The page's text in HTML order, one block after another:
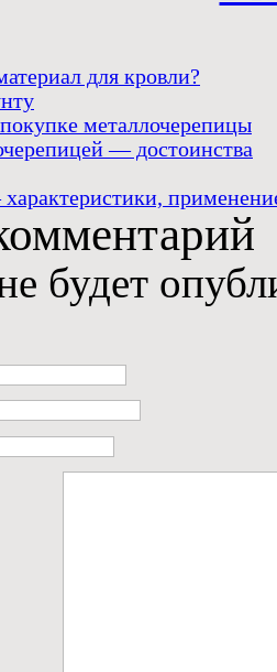
для кровли?
металлочерепицы
— достоинства
будет